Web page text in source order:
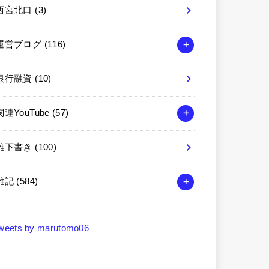
宮北口 (3)
営ブログ (116)
行融資 (10)
連YouTube (57)
下書き (100)
記 (584)
by marutomo06